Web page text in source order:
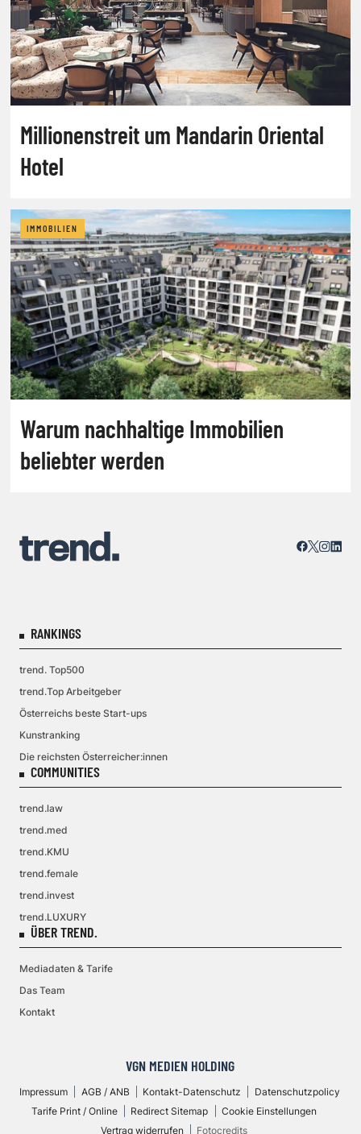
Millionenstreit um Mandarin Oriental
Hotel
IMMOBILIEN
Warum nachhaltige Immobilien
beliebter werden
RANKINGS
trend. Top500
trend.Top Arbeitgeber
Österreichs beste Start-ups
Kunstranking
Die reichsten Österreicher:innen
COMMUNITIES
trend.law
trend.med
trend.KMU
trend.female
trend.invest
trend.LUXURY
ÜBER TREND.
Mediadaten & Tarife
Das Team
Kontakt
VGN MEDIEN HOLDING
Impressum AGB / ANB Kontakt-Datenschutz
Datenschutzpolicy
Tarife Print / Online
Redirect Sitemap
Cookie Einstellungen
Vertrag widerrufen
Fotocredits